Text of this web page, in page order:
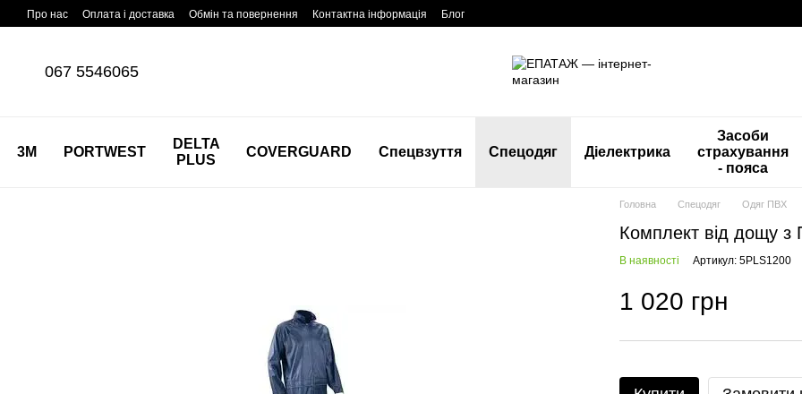
Перейти до основного контенту
Про нас Оплата і доставка Обмін та повернення Контактна інформація Блог
067 5546065
3M PORTWEST
DELTA
PLUS
COVERGUARD Спецвзуття Спецодяг Діелектрика
Засоби
страхування
- пояса
Головна Спецодяг Одяг ПВХ
Комплект від дощу з
В наявності Артикул: 5PLS1200
1 020 грн